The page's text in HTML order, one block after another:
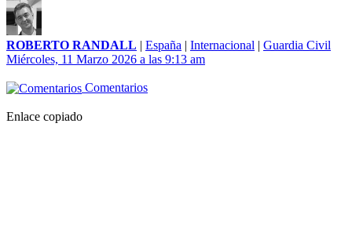
ROBERTO RANDALL | España | Internacional | Guardia Civil
Miércoles, 11 Marzo 2026 a las 9:13 am
Comentarios
Enlace copiado